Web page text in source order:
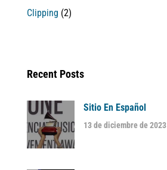
Clipping (2)
Recent Posts
Sitio En Español
13 de diciembre de 2023